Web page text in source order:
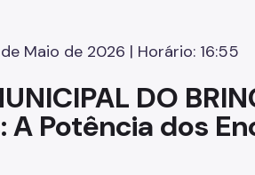
Maio de 2026 | Horário: 16:55
DO
A Potência dos